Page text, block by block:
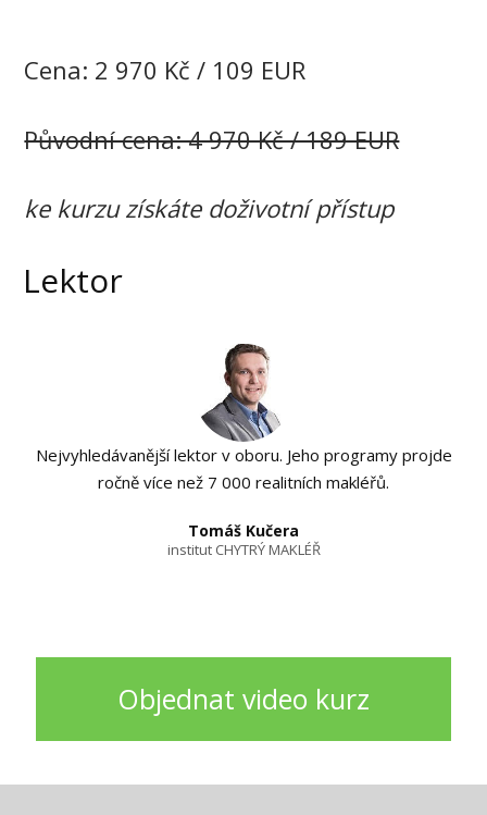
Cena: 2 970 Kč / 109 EUR
Původní cena: 4 970 Kč / 189 EUR
ke kurzu získáte doživotní přístup
Lektor
Nejvyhledávanější lektor v oboru. Jeho programy projde
ročně více než 7 000 realitních makléřů.
Tomáš Kučera
institut CHYTRÝ MAKLÉŘ
Objednat video kurz